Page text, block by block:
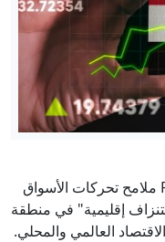
تعيشه مهاجرات
سبتة
يتحدث عن تبادل
ويؤكد على شروط
هرمز
وتوقع الخبير المصري في تصريحات لـRT ملامح تحركات الأسواق
إقليمية" في منطقة
العالمي والمحلي.